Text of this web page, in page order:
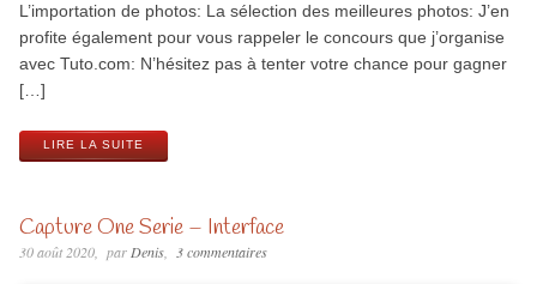
L’importation de photos: La sélection des meilleures photos: J’en
profite également pour vous rappeler le concours que j’organise
avec Tuto.com: N’hésitez pas à tenter votre chance pour gagner
[…]
LIRE LA SUITE
Capture One Serie – Interface
30 août 2020 parDenis 3 commentaires